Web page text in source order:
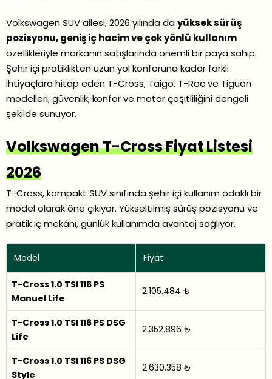
Volkswagen SUV ailesi, 2026 yılında dayüksek sürüş
pozisyonu, geniş iç hacim ve çok yönlü kullanım
özellikleriyle markanın satışlarında önemli bir paya sahip.
Şehir içi pratiklikten uzun yol konforuna kadar farklı
ihtiyaçlara hitap eden T-Cross, Taigo, T-Roc ve Tiguan
modelleri; güvenlik, konfor ve motor çeşitliliğini dengeli
şekilde sunuyor.
Volkswagen T-Cross Fiyat Listesi
2026
T-Cross, kompakt SUV sınıfında şehir içi kullanım odaklı bir
model olarak öne çıkıyor. Yükseltilmiş sürüş pozisyonu ve
pratik iç mekânı, günlük kullanımda avantaj sağlıyor.
Model Fiyat
T-Cross 1.0 TSI 116 PS
Manuel Life
2.105.484 ₺
T-Cross 1.0 TSI 116 PS DSG
Life
2.352.896 ₺
T-Cross 1.0 TSI 116 PS DSG
Style
2.630.358 ₺